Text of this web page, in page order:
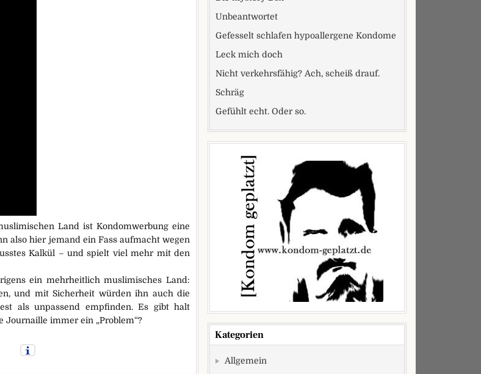
Land ist Kondomwerbung eine
also hier jemand ein Fass aufmacht wegen
Kalkül – und spielt viel mehr mit den
ein mehrheitlich muslimisches Land:
und mit Sicherheit würden ihn auch die
als unpassend empfinden. Es gibt halt
Journaille immer ein „Problem“?
Unbeantwortet
Gefesselt schlafen hypoallergene Kondome
Leck mich doch
Nicht verkehrsfähig? Ach, scheiß drauf.
Schräg
Gefühlt echt. Oder so.
Kategorien
Allgemein